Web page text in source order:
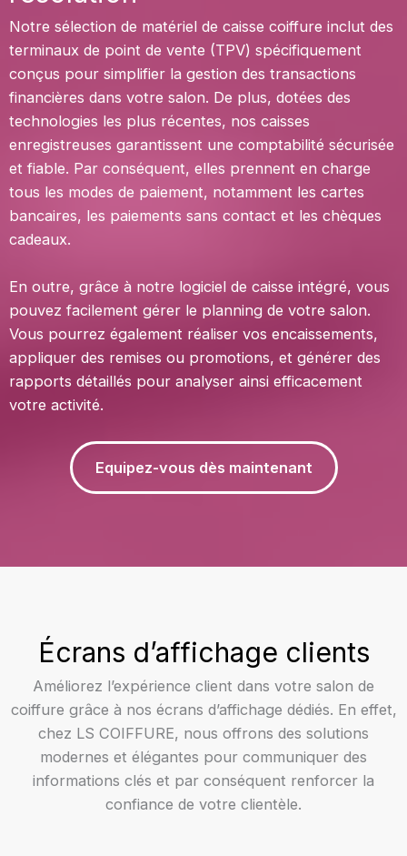
Notre sélection de matériel de caisse coiffure inclut des
terminaux de point de vente (TPV) spécifiquement
conçus pour simplifier la gestion des transactions
financières dans votre salon. De plus, dotées des
technologies les plus récentes, nos caisses
enregistreuses garantissent une comptabilité sécurisée
et fiable. Par conséquent, elles prennent en charge
tous les modes de paiement, notamment les cartes
bancaires, les paiements sans contact et les chèques
cadeaux.
En outre, grâce à notre logiciel de caisse intégré, vous
pouvez facilement gérer le planning de votre salon.
Vous pourrez également réaliser vos encaissements,
appliquer des remises ou promotions, et générer des
rapports détaillés pour analyser ainsi efficacement
votre activité.
Equipez-vous dès maintenant
Écrans d’affichage clients
Améliorez l’expérience client dans votre salon de
coiffure grâce à nos écrans d’affichage dédiés. En effet,
chez LS COIFFURE, nous offrons des solutions
modernes et élégantes pour communiquer des
informations clés et par conséquent renforcer la
confiance de votre clientèle.